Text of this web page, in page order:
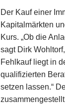
Der Kauf einer
Kapitalmärkten
Kurs. „Ob die
sagt Dirk
Fehlkauf liegt in
qualifizierten
setzen lassen.“